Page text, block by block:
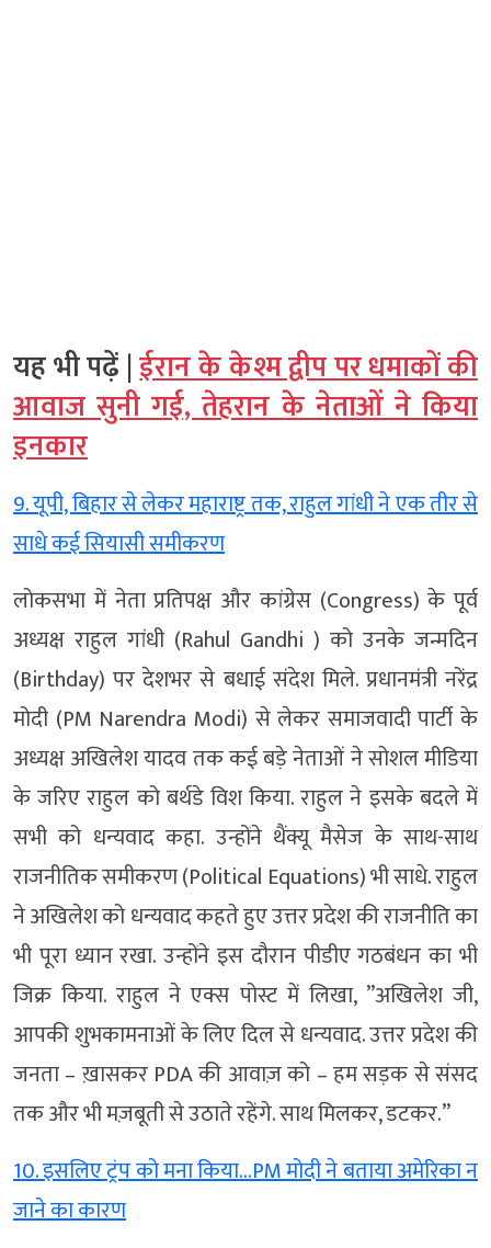
यह भी पढ़ें |ईरान के केश्म द्वीप पर धमाकों की
आवाज सुनी गई, तेहरान के नेताओं ने किया
इनकार
9. यूपी, बिहार से लेकर महाराष्ट्र तक, राहुल गांधी ने एक तीर से
साधे कई सियासी समीकरण
लोकसभा में नेता प्रतिपक्ष और कांग्रेस (Congress) के पूर्व
अध्यक्ष राहुल गांधी (Rahul Gandhi ) को उनके जन्मदिन
(Birthday) पर देशभर से बधाई संदेश मिले. प्रधानमंत्री नरेंद्र
मोदी (PM Narendra Modi) से लेकर समाजवादी पार्टी के
अध्यक्ष अखिलेश यादव तक कई बड़े नेताओं ने सोशल मीडिया
के जरिए राहुल को बर्थडे विश किया. राहुल ने इसके बदले में
सभी को धन्यवाद कहा. उन्होंने थैंक्यू मैसेज के साथ-साथ
राजनीतिक समीकरण (Political Equations) भी साधे. राहुल
ने अखिलेश को धन्यवाद कहते हुए उत्तर प्रदेश की राजनीति का
भी पूरा ध्यान रखा. उन्होंने इस दौरान पीडीए गठबंधन का भी
जिक्र किया. राहुल ने एक्स पोस्ट में लिखा, ”अखिलेश जी,
आपकी शुभकामनाओं के लिए दिल से धन्यवाद. उत्तर प्रदेश की
जनता – ख़ासकर PDA की आवाज़ को – हम सड़क से संसद
तक और भी मज़बूती से उठाते रहेंगे. साथ मिलकर, डटकर.”
10. इसलिए ट्रंप को मना किया…PM मोदी ने बताया अमेरिका न
जाने का कारण